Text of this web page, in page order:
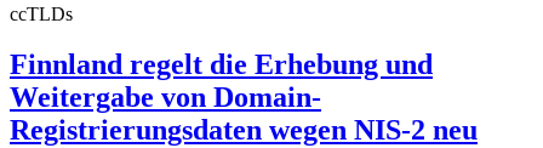
ccTLDs
Finnland regelt die Erhebung und
Weitergabe von Domain-
Registrierungsdaten wegen NIS-2 neu